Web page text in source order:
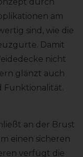
am
sind, wie die
Damit
nicht
glänzt auch
Funktionalität.
an der Brust
einen sicheren
verfügt die